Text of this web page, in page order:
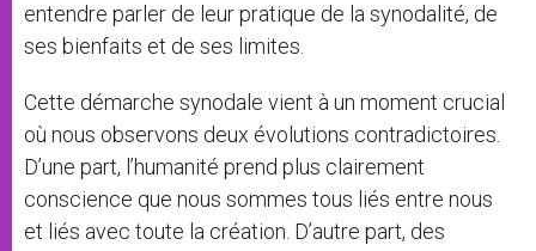
entendre parler de leur pratique de la synodalité, de
ses bienfaits et de ses limites.
Cette démarche synodale vient à un moment crucial
où nous observons deux évolutions contradictoires.
D’une part, l’humanité prend plus clairement
conscience que nous sommes tous liés entre nous
et liés avec toute la création. D’autre part, des